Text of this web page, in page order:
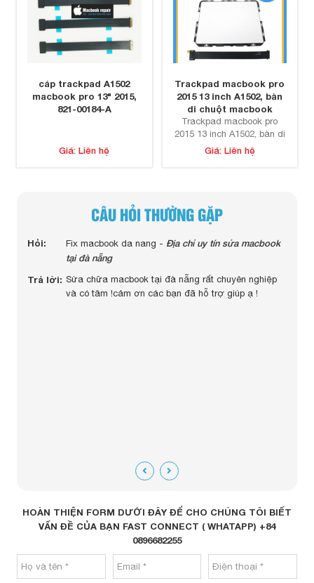
cáp trackpad A1502
macbook pro 13" 2015,
821-00184-A
Giá: Liên hệ
Trackpad macbook pro
2015 13 inch A1502, bàn
di chuột macbook
Trackpad macbook pro
2015 13 inch A1502, bàn di
chuột macbook, sửa
macbook đà nẵng
Giá: Liên hệ
CÂU HỎI THƯỜNG GẶP
Hỏi: Fix macbook da nang - Địa chỉ uy tín sửa macbook
tại đà nẵng
Trả lời: Sửa chữa macbook tại đà nẵng rất chuyên nghiệp
và có tâm !cảm ơn các bạn đã hỗ trợ giúp ạ !
HOÀN THIỆN FORM DƯỚI ĐÂY ĐỂ CHO CHÚNG TÔI BIẾT
VẤN ĐỀ CỦA BẠN FAST CONNECT ( WHATAPP) +84
0896682255